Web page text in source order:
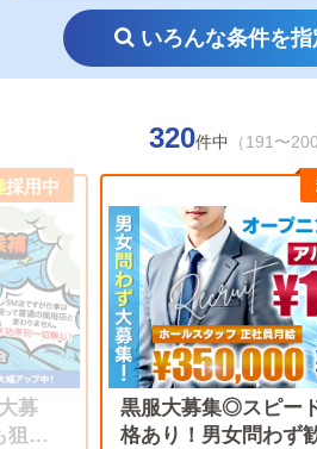
いろんな条件を
320件中 （191〜
募
狙え
採用中
黒服大募集◎スピー
格あり！男女問わず